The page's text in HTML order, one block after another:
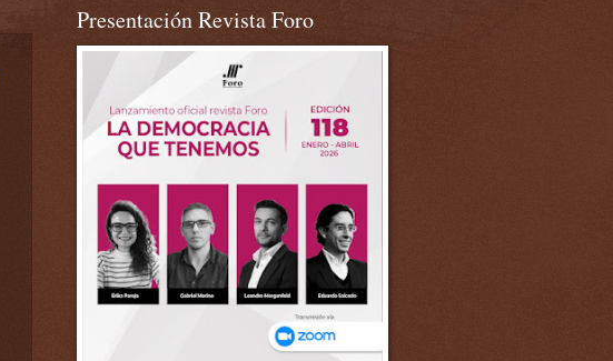
Presentación Revista Foro